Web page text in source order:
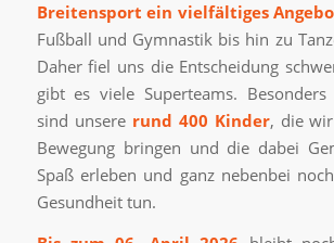
Breitensport ein vielfältiges
Fußball und Gymnastik bis hin zu
Daher fiel uns die Entscheidung
gibt es viele Superteams. Besonders
sind unsere rund 400 Kinder, die
Bewegung bringen und die dabei
Spaß erleben und ganz nebenbei
Gesundheit tun.